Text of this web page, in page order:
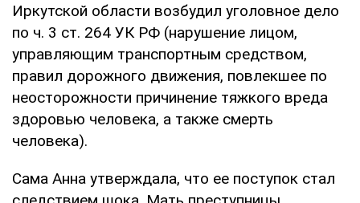
Иркутской области возбудил уголовное дело
по ч. 3 ст. 264 УК РФ (нарушение лицом,
управляющим транспортным средством,
правил дорожного движения, повлекшее по
неосторожности причинение тяжкого вреда
здоровью человека, а также смерть
человека).
Сама Анна утверждала, что ее поступок стал